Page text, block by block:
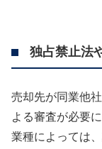
独占禁止法
売却先が同業他
よる審査が必要
業種によっては